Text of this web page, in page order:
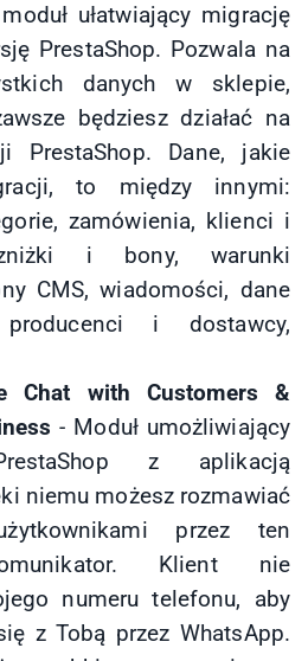
ułatwiający migrację
PrestaShop. Pozwala na
danych w sklepie,
będziesz działać na
PrestaShop. Dane, jakie
to między innymi:
zamówienia, klienci i
zniżki i bony, warunki
CMS, wiadomości, dane
producenci i dostawcy,
Chat with Customers &
- Moduł umożliwiający
z aplikacją
niemu możesz rozmawiać
przez ten
Klient nie
numeru telefonu, aby
z Tobą przez WhatsApp.